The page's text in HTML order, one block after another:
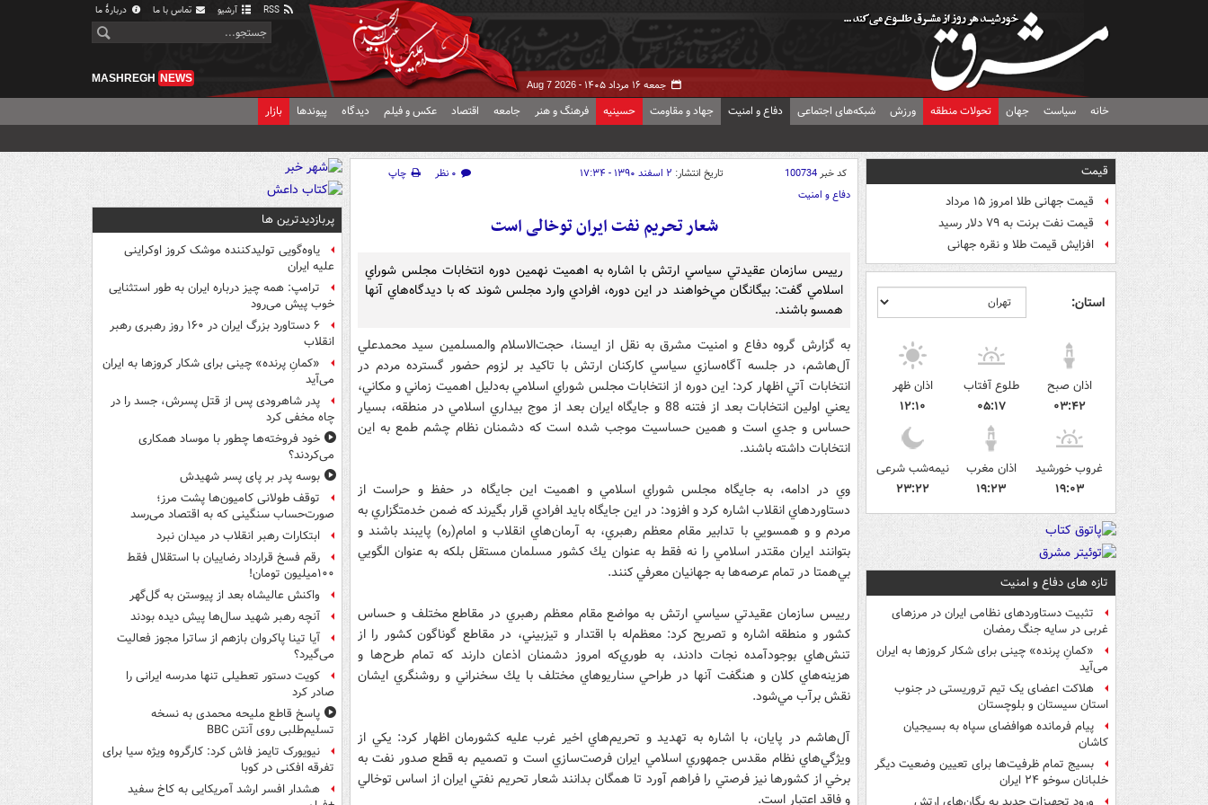
آرشیو تماس با ما دربارهٔ ما
جمعه ۱۶ مرداد ۱۴۰۵ - Aug 7 2026
MASHREGH NEWS
خانه سیاست جهان تحولات منطقه ورزش شبکه‌های اجتماعی دفاع و امنیت جهاد و مقاومت حسینیه فرهنگ و هنر جامعه اقتصاد عکس و فیلم دیدگاه پیوندها بازار
قیمت
قیمت جهانی طلا امروز ۱۵ مرداد
قیمت نفت برنت به ۷۹ دلار رسید
افزایش قیمت طلا و نقره جهانی
استان:
اذان صبح
۰۳:۴۲
طلوع آفتاب
۰۵:۱۷
اذان ظهر
۱۲:۱۰
غروب خورشید
۱۹:۰۳
اذان مغرب
۱۹:۲۳
نیمه‌شب شرعی
۲۳:۲۲
تازه های دفاع و امنیت
تثبیت دستاوردهای نظامی ایران در مرزهای
غربی در سایه جنگ رمضان
«کمانِ پرنده» چینی برای شکار کروزها به ایران
می‌آید
هلاکت اعضای یک تیم تروریستی در جنوب
استان سیستان و بلوچستان
پیام فرمانده هوافضای سپاه به بسیجیان
کاشان
بسیج تمام ظرفیت‌ها برای تعیین وضعیت دیگر
خلبانان سوخو ۲۴ ایران
کد خبر100734 تاریخ انتشار: ۲ اسفند ۱۳۹۰ - ۱۷:۳۴ ۰ نظر
چاپ
دفاع و امنیت
شعار تحریم نفت ایران توخالی است
رييس سازمان عقيدتي سياسي ارتش با اشاره به اهميت نهمين دوره انتخابات مجلس شوراي
اسلامي گفت: بيگانگان مي‌خواهند در اين دوره، افرادي وارد مجلس شوند كه با ديدگاه‌هاي آنها
همسو باشند.
به گزارش گروه دفاع و امنیت مشرق به نقل از ایسنا، حجت‌الاسلام والمسلمين سيد محمدعلي
آل‌هاشم، در جلسه آگاه‌سازي سياسي كاركنان ارتش با تاكيد بر لزوم حضور گسترده مردم در
انتخابات آتي اظهار كرد: اين دوره از انتخابات مجلس شوراي اسلامي به‌دليل اهميت زماني و مكاني،
يعني اولين انتخابات بعد از فتنه 88 و جايگاه ايران بعد از موج بيداري اسلامي در منطقه، بسيار
حساس و جدي است و همين حساسيت موجب شده است كه دشمنان نظام چشم طمع به اين
انتخابات داشته باشند.
وي در ادامه، به جايگاه مجلس شوراي اسلامي و اهميت اين جايگاه در حفظ و حراست از
دستاوردهاي انقلاب اشاره كرد و افزود: در اين جايگاه بايد افرادي قرار بگيرند كه ضمن خدمتگزاري به
مردم و و همسويي با تدابير مقام معظم رهبري، به آرمان‌هاي انقلاب و امام(ره) پايبند باشند و
بتوانند ايران مقتدر اسلامي را نه فقط به عنوان يك كشور مسلمان مستقل بلكه به عنوان الگويي
بي‌همتا در تمام عرصه‌ها به جهانيان معرفي كنند.
رييس سازمان عقيدتي سياسي ارتش به مواضع مقام معظم رهبري در مقاطع مختلف و حساس
كشور و منطقه اشاره و تصريح كرد: معظم‌له با اقتدار و تيزبيني، در مقاطع گوناگون كشور را از
تنش‌هاي بوجود‌آمده نجات دادند، به طوري‌كه امروز دشمنان اذعان دارند كه تمام طرح‌ها و
هزينه‌هاي كلان و هنگفت آنها در طراحي سناريوهاي مختلف با يك سخنراني و روشنگري ايشان
نقش برآب مي‌شود.
آل‌هاشم در پايان، با اشاره به تهديد و تحريم‌هاي اخير غرب عليه كشورمان اظهار كرد: يكي از
ويژگي‌هاي نظام مقدس جمهوري اسلامي ايران فرصت‌سازي است و تصميم به قطع صدور نفت به
برخي از كشورها نيز فرصتي را فراهم آورد تا همگان بدانند شعار تحريم نفتي ايران از اساس توخالي
و فاقد اعتبار است.
پربازدیدترین ها
یاوه‌گویی تولیدکننده موشک کروز اوکراینی
علیه ایران
ترامپ: همه چیز درباره ایران به طور استثنایی
خوب پیش می‌رود
۶ دستاورد بزرگ ایران در ۱۶۰ روز رهبری رهبر
انقلاب
«کمانِ پرنده» چینی برای شکار کروزها به ایران
می‌آید
پدر شاهرودی پس از قتل پسرش، جسد را در
چاه مخفی کرد
خود فروخته‌ها چطور با موساد همکاری
می‌کردند؟
بوسه‌ پدر بر پای پسر شهیدش
توقف طولانی کامیون‌ها پشت مرز؛
صورت‌حساب سنگینی که به اقتصاد می‌رسد
ابتکارات رهبر انقلاب در میدان نبرد
رقم فسخ قرارداد رضاییان با استقلال فقط
۱۰۰میلیون تومان!
واکنش عالیشاه بعد از پیوستن به گل‌گهر
آنچه رهبر شهید سال‌ها پیش دیده بودند
آیا تینا پاکروان بازهم از ساترا مجوز فعالیت
می‌گیرد؟
کویت دستور تعطیلی تنها مدرسه ایرانی را
صادر کرد
پاسخ قاطع ملیحه محمدی به نسخه
تسلیم‌طلبی روی آنتن BBC
نیویورک تایمز فاش کرد: کارگروه ویژه سیا برای
تفرقه افکنی در کوبا
هشدار افسر ارشد آمریکایی به کاخ سفید